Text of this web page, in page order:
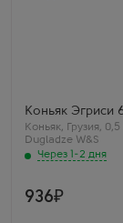
Коньяк Эгриси
Коньяк, Грузия, 0,5
Dugladze W&S
Через 1-2 дня
Константин
Эгриси 6 лет
Дуб, ваниль,
соотношение
936